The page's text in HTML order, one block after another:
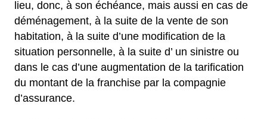
lieu, donc, à son échéance, mais aussi en cas de
déménagement, à la suite de la vente de son
habitation, à la suite d’une modification de la
situation personnelle, à la suite d’ un sinistre ou
dans le cas d’une augmentation de la tarification
du montant de la franchise par la compagnie
d’assurance.